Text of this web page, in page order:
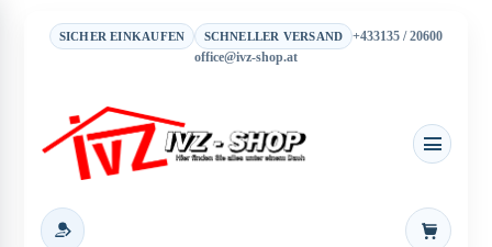
SICHER EINKAUFEN SCHNELLER VERSAND
+433135 / 20600
office@ivz-shop.at